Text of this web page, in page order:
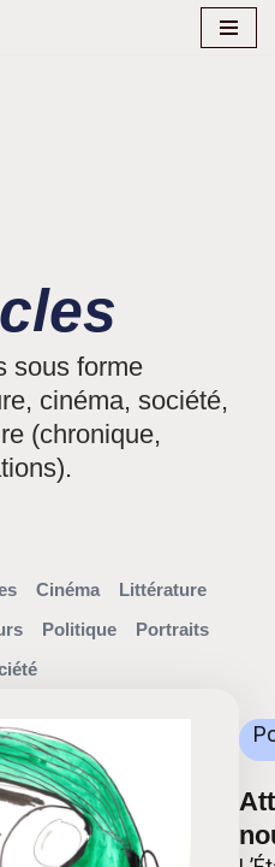
sous forme
cinéma, société,
(chronique,
Cinéma
Littérature
Politique
Portraits